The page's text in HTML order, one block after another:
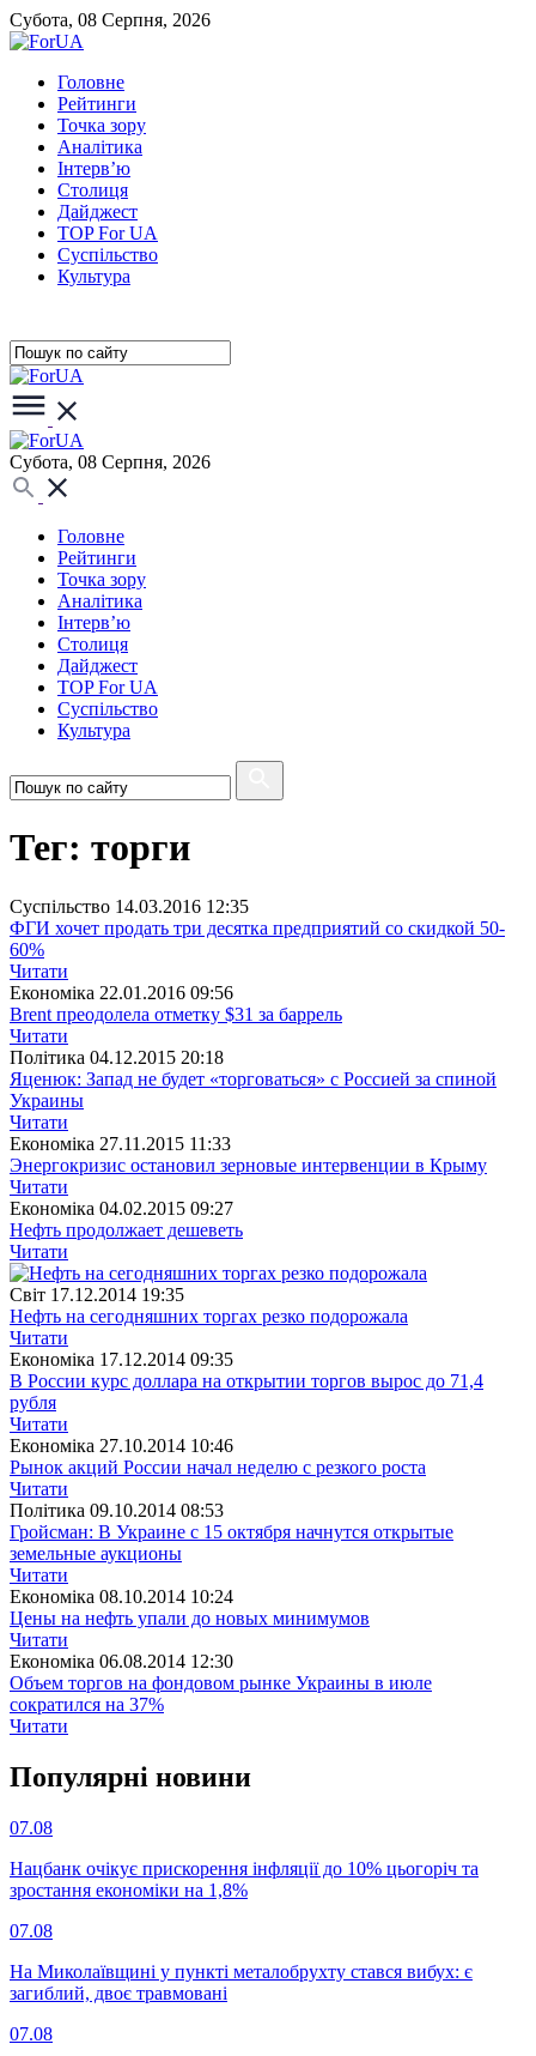
Субота, 08 Серпня, 2026
Головне
Рейтинги
Точка зору
Аналітика
Інтерв’ю
Столиця
Дайджест
TOP For UA
Суспiльство
Культура
Субота, 08 Серпня, 2026
Головне
Рейтинги
Точка зору
Аналітика
Інтерв’ю
Столиця
Дайджест
TOP For UA
Суспiльство
Культура
Тег: торги
Суспiльство 14.03.2016 12:35
ФГИ хочет продать три десятка предприятий со скидкой 50-
60%
Читати
Економіка 22.01.2016 09:56
Brent преодолела отметку $31 за баррель
Читати
Полiтика 04.12.2015 20:18
Яценюк: Запад не будет «торговаться» с Россией за спиной
Украины
Читати
Економіка 27.11.2015 11:33
Энергокризис остановил зерновые интервенции в Крыму
Читати
Економіка 04.02.2015 09:27
Нефть продолжает дешеветь
Читати
Свiт 17.12.2014 19:35
Нефть на сегодняшних торгах резко подорожала
Читати
Економіка 17.12.2014 09:35
В России курс доллара на открытии торгов вырос до 71,4
рубля
Читати
Економіка 27.10.2014 10:46
Рынок акций России начал неделю с резкого роста
Читати
Полiтика 09.10.2014 08:53
Гройсман: В Украине с 15 октября начнутся открытые
земельные аукционы
Читати
Економіка 08.10.2014 10:24
Цены на нефть упали до новых минимумов
Читати
Економіка 06.08.2014 12:30
Объем торгов на фондовом рынке Украины в июле
сократился на 37%
Читати
Популярнi новини
07.08
Нацбанк очікує прискорення інфляції до 10% цьогоріч та
зростання економіки на 1,8%
07.08
На Миколаївщині у пункті металобрухту стався вибух: є
загиблий, двоє травмовані
07.08